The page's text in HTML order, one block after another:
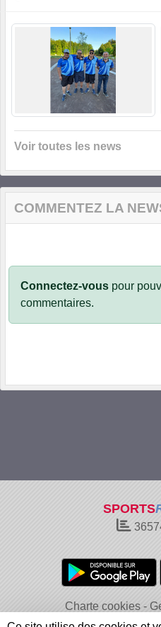
Voir toutes les news
COMMENTEZ LA
Connectez-vous pour
commentaires.
SPORTS
Charte cookies
Informations légales